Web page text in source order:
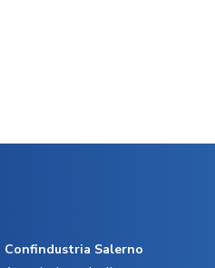
Confindustria Salerno